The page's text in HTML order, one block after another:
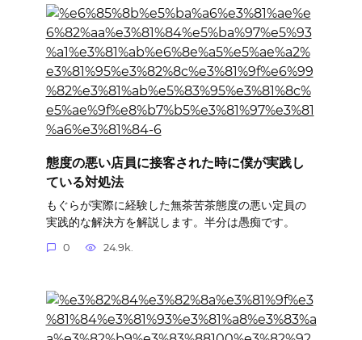
態度の悪い店員に接客された時に僕が実践し
ている対処法
もぐらが実際に経験した無茶苦茶態度の悪い定員の
実践的な解決方を解説します。半分は愚痴です。
0 24.9k.